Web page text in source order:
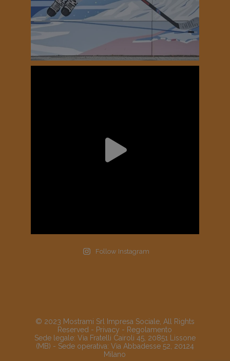
Follow Instagram
© 2023 Mostrami Srl Impresa Sociale, All Rights
Reserved - Privacy - Regolamento
Sede legale: Via Fratelli Cairoli 45, 20851 Lissone
(MB) - Sede operativa: Via Abbadesse 52, 20124
Milano